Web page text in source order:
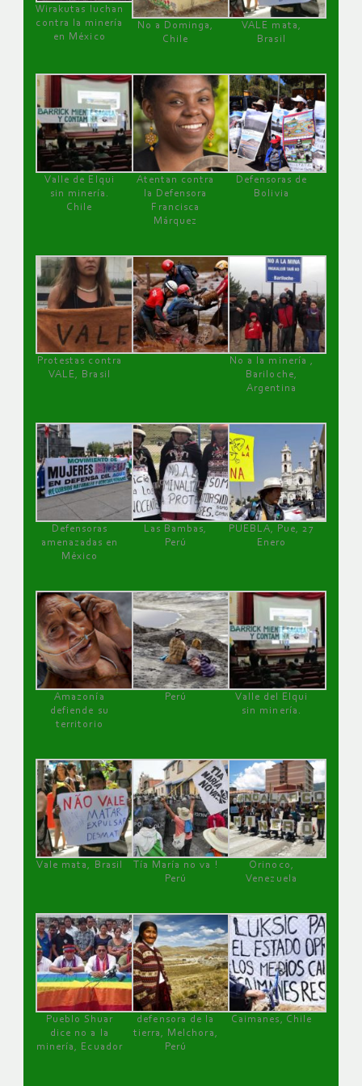
Wirakutas luchan
contra la minería
en México
No a Dominga,
Chile
VALE mata,
Brasil
Valle de Elqui
sin minería.
Chile
Atentan contra
la Defensora
Francisca
Márquez
Defensoras de
Bolivia
Protestas contra
VALE, Brasil
No a la minería ,
Bariloche,
Argentina
Defensoras
amenazadas en
México
Las Bambas,
Perú
PUEBLA, Pue, 27
Enero
Amazonía
defiende su
territorio
Perú
Valle del Elqui
sin minería.
Vale mata, Brasil
Tía María no va !
Perú
Orinoco,
Venezuela
Pueblo Shuar
dice no a la
minería, Ecuador
defensora de la
tierra, Melchora,
Perú
Caimanes, Chile